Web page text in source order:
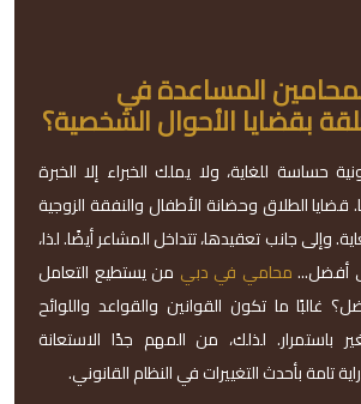
المساعدة في
بقضايا الأحوال الشخصية؟
حساسة للغاية، ولا يملك الخبراء إلا الخبرة
قضايا الطلاق وحضانة الأطفال والنفقة الزوجية
وإلى جانب تعقيدها، تتداخل المشاعر أيضًا. لذا،
أفضل...محامي في دبي من يستطيع التعامل
غالبًا ما تكون القوانين والقواعد واللوائح
باستمرار. لذلك، من المهم جدًا الاستعانة
تامة بأحدث التغييرات في النظام القانوني.